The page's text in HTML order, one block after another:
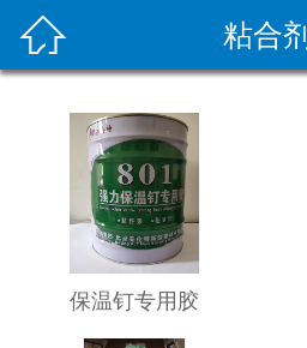
 粘合剂
保温钉专用胶